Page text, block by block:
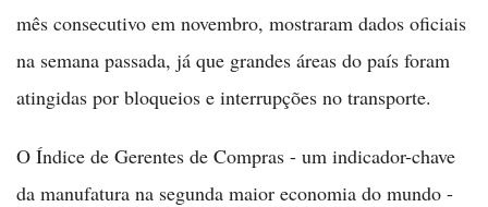
mês consecutivo em novembro, mostraram dados oficiais
na semana passada, já que grandes áreas do país foram
atingidas por bloqueios e interrupções no transporte.
O Índice de Gerentes de Compras - um indicador-chave
da manufatura na segunda maior economia do mundo -